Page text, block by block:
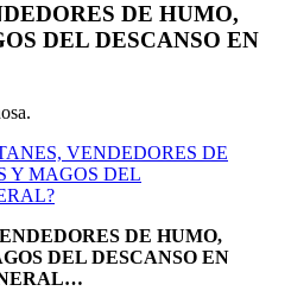
DE HUMO,
DEL DESCANSO EN
DE HUMO,
DEL DESCANSO EN